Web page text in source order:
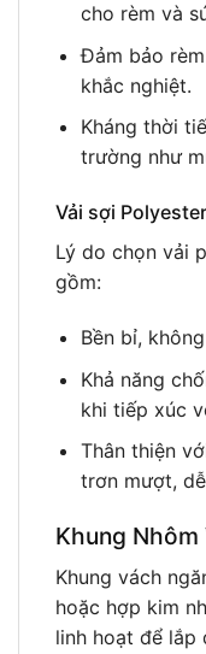
cho rèm và
Đảm bảo
khắc nghiệt.
Kháng thời
trường như
Vải sợi Polyester
Lý do chọn vải
gồm:
Bền bỉ,
Khả năng
khi tiếp xúc
Thân thiện
trơn mượt,
Khung
Khung vách
hoặc hợp kim
linh hoạt để lắp